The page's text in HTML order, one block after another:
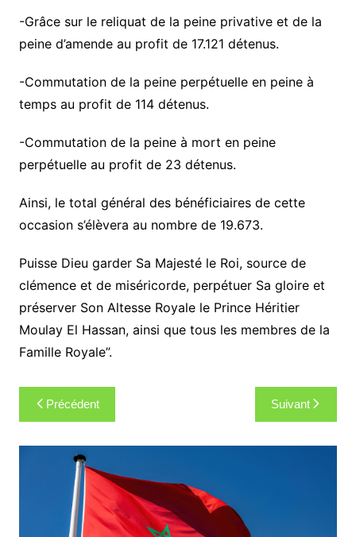
-Grâce sur le reliquat de la peine privative et de la
peine d’amende au profit de 17.121 détenus.
-Commutation de la peine perpétuelle en peine à
temps au profit de 114 détenus.
-Commutation de la peine à mort en peine
perpétuelle au profit de 23 détenus.
Ainsi, le total général des bénéficiaires de cette
occasion s’élèvera au nombre de 19.673.
Puisse Dieu garder Sa Majesté le Roi, source de
clémence et de miséricorde, perpétuer Sa gloire et
préserver Son Altesse Royale le Prince Héritier
Moulay El Hassan, ainsi que tous les membres de la
Famille Royale”.
Navigation
de
l’article
Précédent Suivant